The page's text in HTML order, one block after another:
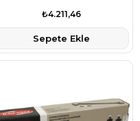
Lemforder Marka 2S613051DA
₺4.211,46
Sepete Ekle